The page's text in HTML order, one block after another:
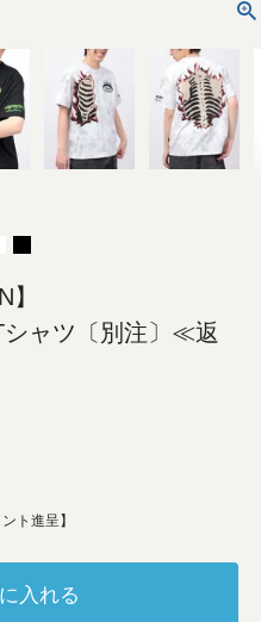
シャツ〔別注〕≪返
ト進呈】
入れる